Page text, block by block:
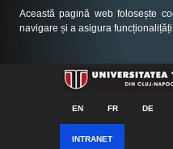
EN FR DE
INTRANET
Această pagină web folosește
navigare și a asigura